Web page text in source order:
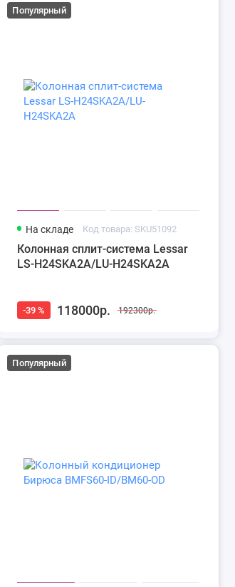
Популярный
На складе Код товара: SKU51092
Колонная сплит-система Lessar
LS-H24SKA2A/LU-H24SKA2A
-39 % 118000р. 192300р.
Популярный